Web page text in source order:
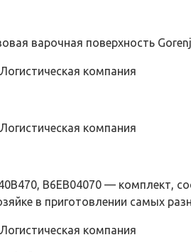
варочная поверхность
компания
компания
B6EB04070 — комплект,
в приготовлении самых
компания